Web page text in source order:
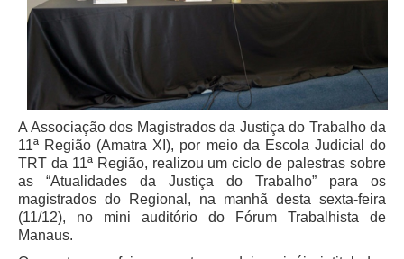
PJE
Plantão Judiciário
Cadastrar Processos
Listar Processos
Portal Conciliação
Inscrição para mediação e conciliação – Cejusc 1º e 2º
grau
Perguntas Frequentes
A Associação dos Magistrados da Justiça do Trabalho da
11ª Região (Amatra XI), por meio da Escola Judicial do
TRT da 11ª Região, realizou um ciclo de palestras sobre
as “Atualidades da Justiça do Trabalho” para os
magistrados do Regional, na manhã desta sexta-feira
(11/12), no mini auditório do Fórum Trabalhista de
Manaus.